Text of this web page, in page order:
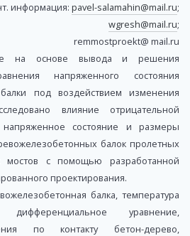
информация: pavel-salamahin@mail.ru;
wgresh@mail.ru;
remmostproekt@ mail.ru
основе вывода и решения
напряженного состояния
под воздействием изменения
влияние отрицательной
состояние и размеры
балок пролетных
мостов с помощью разработанной
проектирования.
балка, температура
уравнение,
по контакту бетон-дерево,